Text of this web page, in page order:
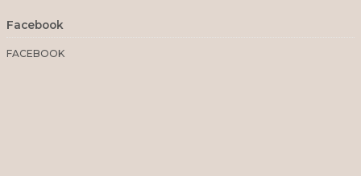
Facebook
FACEBOOK